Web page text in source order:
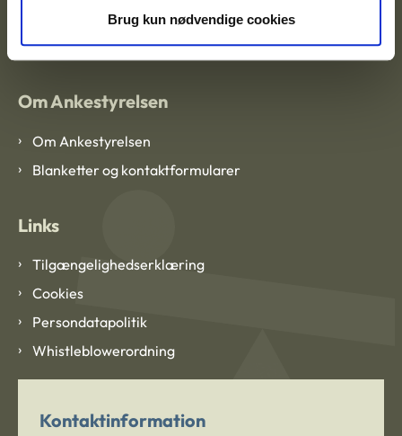
Brug kun nødvendige cookies
EAN: 57 98 000 35 48 21
Om Ankestyrelsen
Om Ankestyrelsen
Blanketter og kontaktformularer
Links
Tilgængelighedserklæring
Cookies
Persondatapolitik
Whistleblowerordning
Kontaktinformation